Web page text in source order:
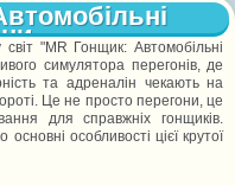
"MR Гонщик: Автомобільні
симулятора перегонів, де
та адреналін чекають на
Це не просто перегони, це
для справжніх гонщиків.
особливості цієї крутої